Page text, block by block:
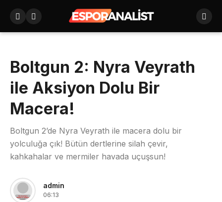
Boltgun 2: Nyra Veyrath
ile Aksiyon Dolu Bir
Macera!
Boltgun 2’de Nyra Veyrath ile macera dolu bir
yolculuğa çık! Bütün dertlerine silah çevir,
kahkahalar ve mermiler havada uçuşsun!
admin
06:13